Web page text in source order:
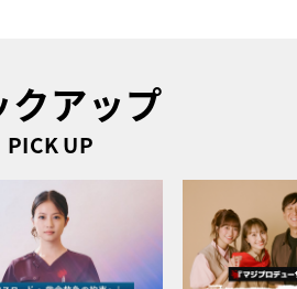
クアップ
PICK UP